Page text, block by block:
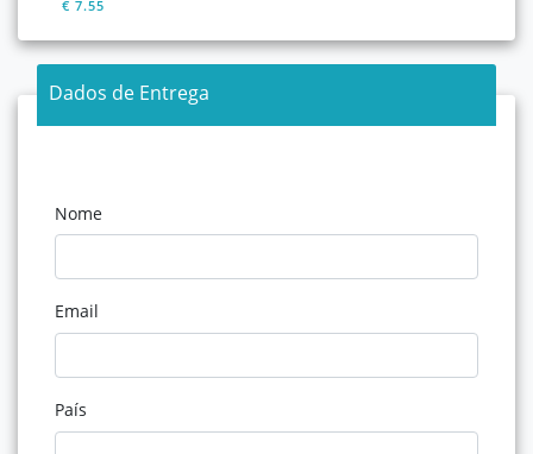
€ 7.55
Dados de Entrega
Nome
Email
País